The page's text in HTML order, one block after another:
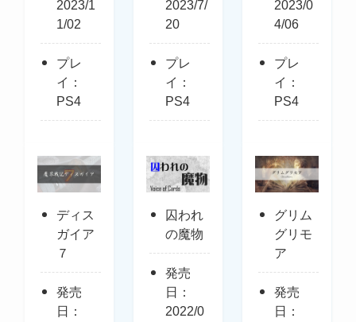
2023/1
1/02
プレ
イ：
PS4
2023/7/
20
プレ
イ：
PS4
2023/0
4/06
プレ
イ：
PS4
ディス
ガイア
７
発売
日：
囚われ
の魔物
発売
日：
2022/0
グリム
グリモ
ア
発売
日：